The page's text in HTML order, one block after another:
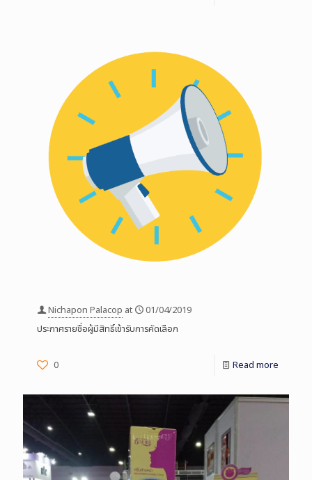
Nichapon Palacop at
01/04/2019
ประกาศรายชื่อผู้มีสิทธิ์เข้ารับการคัดเลือก
0 Read more